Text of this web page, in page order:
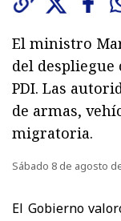
El ministro
del despliegue
PDI. Las
de armas,
migratoria.
Sábado 8 de agosto
El Gobierno